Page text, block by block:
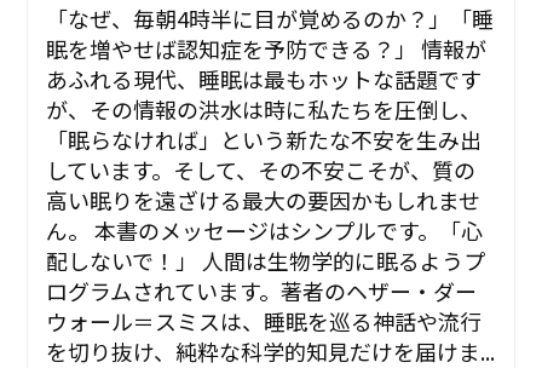
「なぜ、毎朝4時半に目が覚めるのか？」「睡
眠を増やせば認知症を予防できる？」 情報が
あふれる現代、睡眠は最もホットな話題です
が、その情報の洪水は時に私たちを圧倒し、
「眠らなければ」という新たな不安を生み出
しています。そして、その不安こそが、質の
高い眠りを遠ざける最大の要因かもしれませ
ん。 本書のメッセージはシンプルです。「心
配しないで！」 人間は生物学的に眠るようプ
ログラムされています。著者のヘザー・ダー
ウォール＝スミスは、睡眠を巡る神話や流行
を切り抜け、純粋な科学的知見だけを届けま...